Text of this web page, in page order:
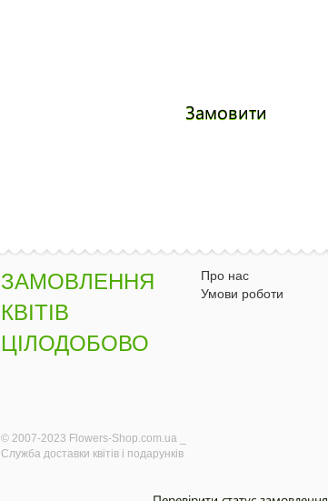
Замовити
ЗАМОВЛЕННЯ
КВІТІВ
ЦІЛОДОБОВО
© 2007-2023 Flowers-Shop.com.ua _
Служба доставки квітів і подарунків
Про нас
Умови роботи